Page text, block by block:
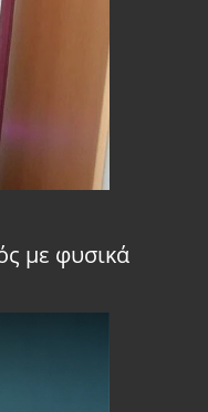
με φυσικά